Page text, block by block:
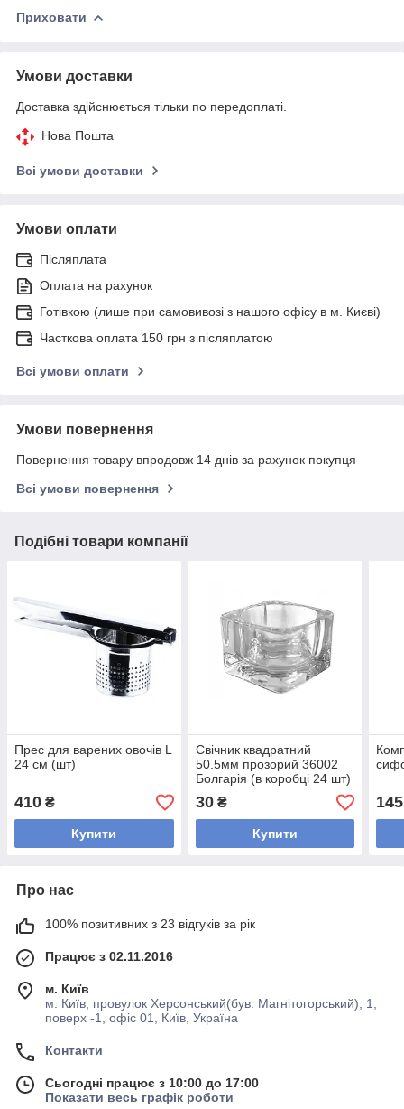
Приховати
Умови доставки
Доставка здійснюється тільки по передоплаті.
Нова Пошта
Всі умови доставки
Умови оплати
Післяплата
Оплата на рахунок
Готівкою (лише при самовивозі з нашого офісу в м. Києві)
Часткова оплата 150 грн з післяплатою
Всі умови оплати
Умови повернення
Повернення товару впродовж 14 днів за рахунок покупця
Всі умови повернення
Подібні товари компанії
Прес для варених овочів L
24 см (шт)
410 ₴
Купити
Свічник квадратний
50.5мм прозорий 36002
Болгарія (в коробці 24 шт)
30₴
Купити
145
Про нас
100% позитивних з 23 відгуків за рік
Працює з 02.11.2016
м. Київ
м. Київ, провулок Херсонський(був. Магнітогорський), 1,
поверх -1, офіс 01, Київ, Україна
Контакти
Сьогодні працює з 10:00 до 17:00
Показати весь графік роботи